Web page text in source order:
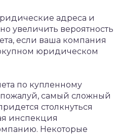
адреса и
увеличить вероятность
если ваша компания
юридическом
по купленному
самый сложный
столкнуться
инспекция
Некоторые